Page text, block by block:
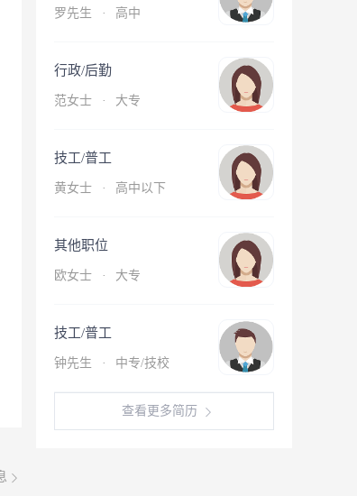
罗先生 · 高中
行政/后勤
范女士 · 大专
技工/普工
黄女士 · 高中以下
其他职位
欧女士 · 大专
技工/普工
钟先生 · 中专/技校
查看更多简历